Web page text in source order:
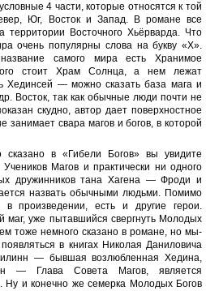
4 части, которые относятся к той
Юг, Восток и Запад. В романе все
территории Восточного Хьёрварда. Что
очень популярны слова на букву «Х».
самого мира есть Хранимое
стоит Храм Солнца, а нем лежат
Хединсей — можно сказать база мага и
Восток, так как обычные люди почти не
скудно, автор дает поверхностное
занимает свара магов и богов, в которой
в «Гибели Богов» вы увидите
Магов и практически ни одного
дружинников тана Хагена — Фроди и
назвать обычными людьми. Помимо
произведении, есть и другие герои.
уже пытавшийся свергнуть Молодых
тоже немного сказано в романе, но мы-
в книгах Николая Даниловича
— бывшая возлюбленная Хедина,
— Глава Совета Магов, является
Ну и конечно же семерка Молодых Богов